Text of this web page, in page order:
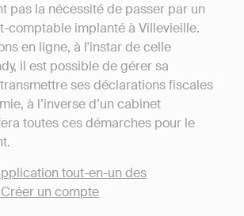
pas la nécessité de passer par un
comptable implanté à Villevieille.
en ligne, à l'instar de celle
il est possible de gérer sa
ses déclarations fiscales
à l’inverse d’un cabinet
toutes ces démarches pour le